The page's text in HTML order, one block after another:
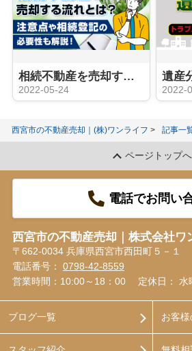
相続不動産を売却する流れとは？注意点や相続登記の必要性も解説！
2022-05-24 2022-
西宮市の不動産売却｜(株)ワンライフ 記事一
ページトップへ
電話でお問い
西宮市の不動産売却｜株式会社ワ
〒662-0034 兵庫県西宮市西田町５－１
電話番号： 0798-42-8559
営業時間：10:00～18：00
定休日： 水
ブログ一覧 お客